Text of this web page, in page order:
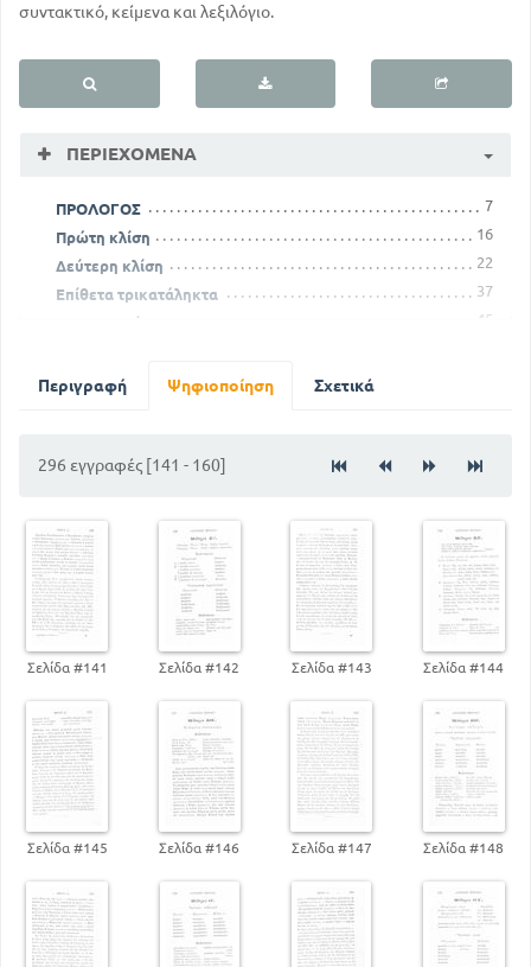
συντακτικό, κείμενα και λεξιλόγιο.
ΠΕΡΙΕΧΌΜΕΝΑ
ΠΡΟΛΟΓΟΣ
7
Πρώτη κλίση
16
Δεύτερη κλίση
22
Επίθετα τρικατάληκτα
37
Υποτακτική
45
Γένος εκ της σημασίας
Δεικτικές αντωνυμίες
104
Ερωτηματικές αντωνυμίες
122
Οριστική παθητικού
140
Οριστική ενεργητικού
154
Τρίτη συζυγία
170
Τέταρτη συζυγία
196
Υποτακτική παθητικού
206
Λεξικό
250
Περιγραφή Ψηφιοποίηση Σχετικά
296 εγγραφές [141 - 160]
Σελίδα #141 Σελίδα #142 Σελίδα #143 Σελίδα #144
Σελίδα #145 Σελίδα #146 Σελίδα #147 Σελίδα #148